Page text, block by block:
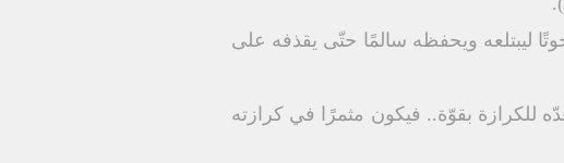
ليبتلعه ويحفظه سالمًا حتّى يقذفه على
للكرازة بقوّة.. فيكون مثمرًا في كرازته